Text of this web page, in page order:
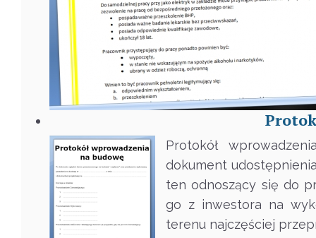
Protokół
dokument
ten odnoszący się do
go z inwestora na
terenu najczęściej